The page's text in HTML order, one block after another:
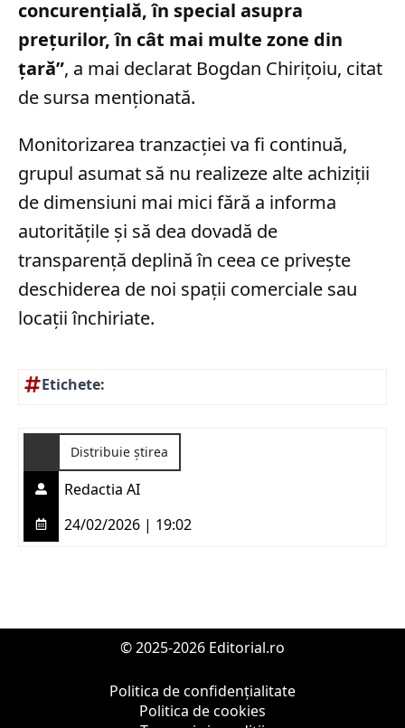
concurențială, în special asupra
prețurilor, în cât mai multe zone din
țară”, a mai declarat Bogdan Chirițoiu, citat
de sursa menționată.
Monitorizarea tranzacției va fi continuă,
grupul asumat să nu realizeze alte achiziții
de dimensiuni mai mici fără a informa
autoritățile și să dea dovadă de
transparență deplină în ceea ce privește
deschiderea de noi spații comerciale sau
locații închiriate.
Etichete:
Distribuie știrea
Redactia AI
24/02/2026 | 19:02
© 2025-2026 Editorial.ro
Politica de confidențialitate
Politica de cookies